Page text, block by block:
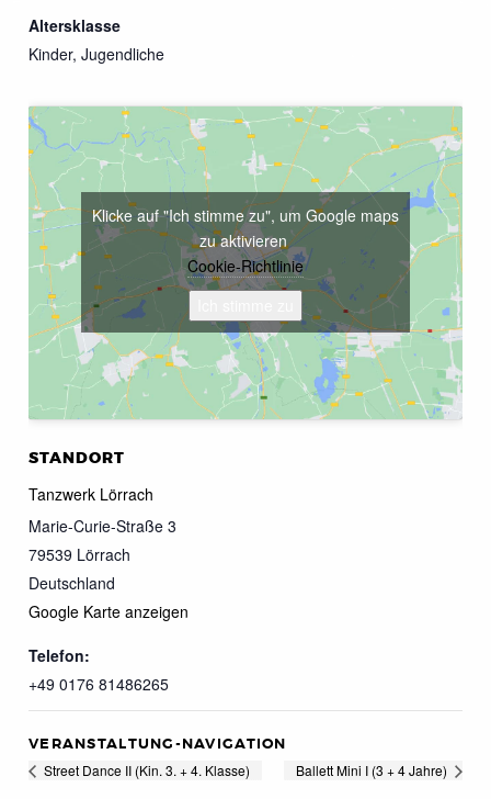
Altersklasse
Kinder, Jugendliche
STANDORT
Tanzwerk Lörrach
Marie-Curie-Straße 3
79539 Lörrach
Deutschland
Google Karte anzeigen
Telefon:
+49 0176 81486265
Klicke auf "Ich stimme zu", um Google maps
zu aktivieren
Cookie-Richtlinie
VERANSTALTUNG-NAVIGATION
Street Dance II (Kin. 3. + 4. Klasse) Ballett Mini I (3 + 4 Jahre)